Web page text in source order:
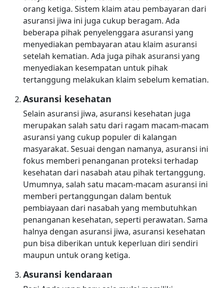
orang ketiga. Sistem klaim atau pembayaran dari
asuransi jiwa ini juga cukup beragam. Ada
beberapa pihak penyelenggara asuransi yang
menyediakan pembayaran atau klaim asuransi
setelah kematian. Ada juga pihak asuransi yang
menyediakan kesempatan untuk pihak
tertanggung melakukan klaim sebelum kematian.
Asuransi kesehatan
Selain asuransi jiwa, asuransi kesehatan juga
merupakan salah satu dari ragam macam-macam
asuransi yang cukup populer di kalangan
masyarakat. Sesuai dengan namanya, asuransi ini
fokus memberi penanganan proteksi terhadap
kesehatan dari nasabah atau pihak tertanggung.
Umumnya, salah satu macam-macam asuransi ini
memberi pertanggungan dalam bentuk
pembiayaan dari nasabah yang membutuhkan
penanganan kesehatan, seperti perawatan. Sama
halnya dengan asuransi jiwa, asuransi kesehatan
pun bisa diberikan untuk keperluan diri sendiri
maupun untuk orang ketiga.
Asuransi kendaraan